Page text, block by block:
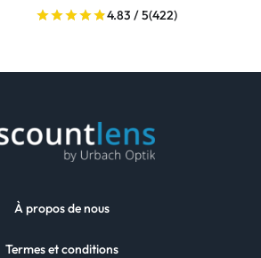
4.83 / 5(422)
À propos de nous
Termes et conditions